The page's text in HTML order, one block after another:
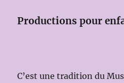
Productions pour
C’est une tradition du